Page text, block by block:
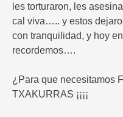
les torturaron, les
cal viva….. y estos
con tranquilidad, y hoy
recordemos….
¿Para que necesitamos
TXAKURRAS ¡¡¡¡